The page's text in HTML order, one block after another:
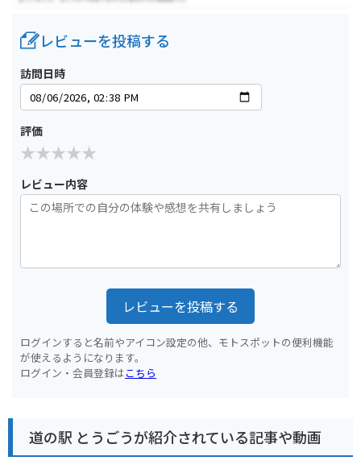
レビューを投稿する
訪問日時
評価
レビュー内容
レビューを投稿する
ログインすると名前やアイコン設定の他、モトスポットの便利機能
が使えるようになります。
ログイン・会員登録はこちら
道の駅 とうごうが紹介されている記事や動画